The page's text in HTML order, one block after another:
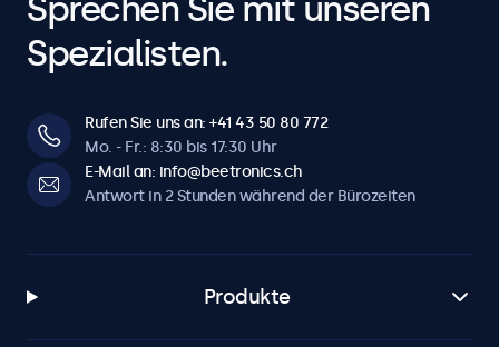
Sprechen Sie mit unseren
Spezialisten.
Rufen Sie uns an: +41 43 50 80 772
Mo. - Fr.: 8:30 bis 17:30 Uhr
E-Mail an: info@beetronics.ch
Antwort in 2 Stunden während der Bürozeiten
Produkte